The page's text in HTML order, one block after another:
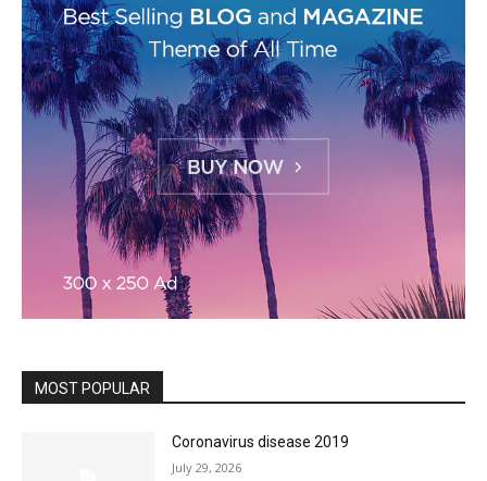
MOST POPULAR
Coronavirus disease 2019
July 29, 2026